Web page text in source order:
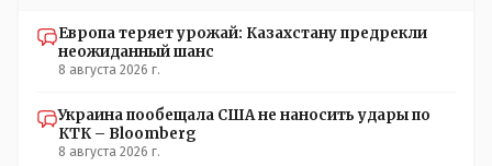
Европа теряет урожай: Казахстану предрекли
неожиданный шанс
8 августа 2026 г.
Украина пообещала США не наносить удары по
КТК – Bloomberg
8 августа 2026 г.